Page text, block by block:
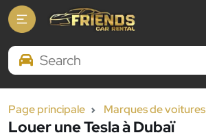
Search Brands
Page principale Marques de voitures
Louer une Tesla à Dubaï